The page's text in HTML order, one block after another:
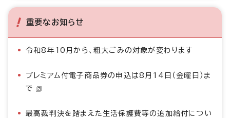
重要なお知らせ
令和8年10月から、粗大ごみの対象が変わります
プレミアム付電子商品券の申込は8月14日（金曜日）ま
で
最高裁判決を踏まえた生活保護費等の追加給付につい